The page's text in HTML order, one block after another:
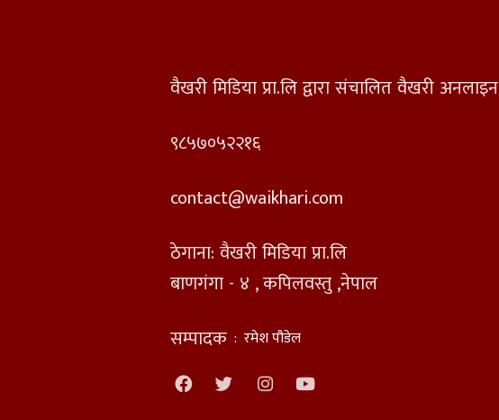
वैखरी मिडिया प्रा.लि द्वारा संचालित वैखरी अनलाइन
९८५७०५२२१६
contact@waikhari.com
ठेगाना: वैखरी मिडिया प्रा.लि
बाणगंगा - ४ , कपिलवस्तु ,नेपाल
सम्पादक : रमेश पौडेल